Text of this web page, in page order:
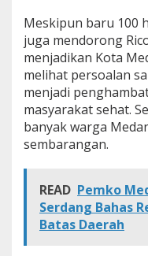
a
w
a
n
Meskipun baru 100
juga mendorong
menjadikan Kota
melihat persoalan
menjadi
masyarakat sehat.
banyak warga
sembarangan.
READ Pemko
Serdang Bahas
Batas Daerah